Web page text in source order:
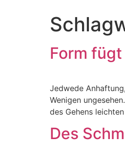
Form
Jedwede
Wenigen
des Gehens
Des